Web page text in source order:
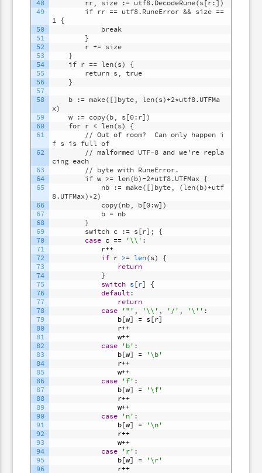
48
49
50
51
52
53
54
55
56
57
58
59
60
61
62
63
64
65
66
67
68
69
70
71
72
73
74
75
76
77
78
79
80
81
82
83
84
85
86
87
88
89
90
91
92
93
94
95
96
		rr, size := utf8.DecodeRune(s[r:])
1 {
			break
		}
		r += size
	}
	if r == len(s) {
		return s, true
	}
x)
	w := copy(b, s[0:r])
	for r < len(s) {
f s is full of
cing each
		// byte with RuneError.
		if w >= len(b)-2*utf8.UTFMax {
8.UTFMax)*2)
			copy(nb, b[0:w])
			b = nb
		}
		switch c := s[r];
{
case c == '\\' :
r++
if r >= len(s) {
return
}
switch s[r] {
default:
return
case '"' , '\\' , '/' , '\'' :
b[w] = s[r]
r++
w++
case 'b' :
b[w] = '\b'
r++
w++
case 'f' :
b[w] = '\f'
r++
w++
case 'n' :
b[w] = '\n'
r++
w++
case 'r' :
b[w] = '\r'
r++